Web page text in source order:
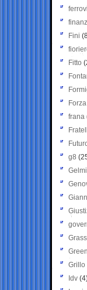
Fini
Fitto
frana
g8
Grillo
Idv